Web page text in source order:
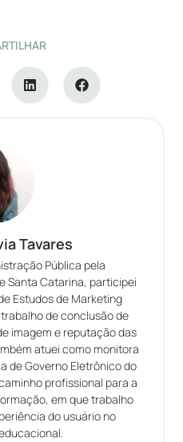
Tavares
Pública pela
Santa Catarina, participei
Estudos de Marketing
trabalho de conclusão de
imagem e reputação das
atuei como monitora
de Governo Eletrônico do
profissional para a
em que trabalho
do usuário no